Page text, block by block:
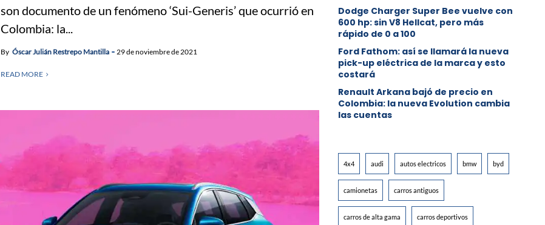
son documento de un fenómeno ‘Sui-Generis’ que ocurrió en
Colombia: la...
By Óscar Julián Restrepo Mantilla 29 de noviembre de 2021
READ MORE
Dodge Charger Super Bee vuelve con
600 hp: sin V8 Hellcat, pero más
rápido de 0 a 100
Ford Fathom: así se llamará la nueva
pick-up eléctrica de la marca y esto
costará
Renault Arkana bajó de precio en
Colombia: la nueva Evolution cambia
las cuentas
4x4 audi autos electricos bmw byd
camionetas carros antiguos
carros de alta gama carros deportivos